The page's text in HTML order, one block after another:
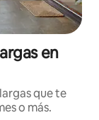
en
que te
o más.